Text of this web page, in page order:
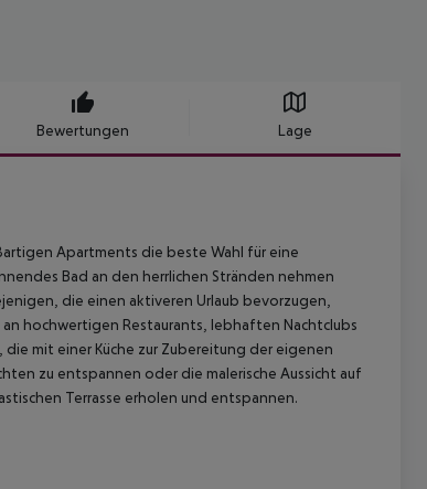
Bewertungen Lage
Apartments die beste Wahl für eine
Bad an den herrlichen Stränden nehmen
die einen aktiveren Urlaub bevorzugen,
hochwertigen Restaurants, lebhaften Nachtclubs
mit einer Küche zur Zubereitung der eigenen
zu entspannen oder die malerische Aussicht auf
Terrasse erholen und entspannen.